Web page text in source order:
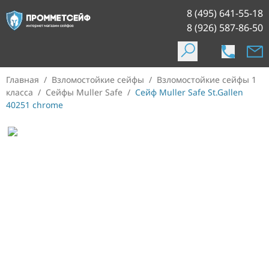
8 (495) 641-55-18
8 (926) 587-86-50
Главная / Взломостойкие сейфы / Взломостойкие сейфы 1
класса / Сейфы Muller Safe / Сейф Muller Safe St.Gallen
40251 chrome